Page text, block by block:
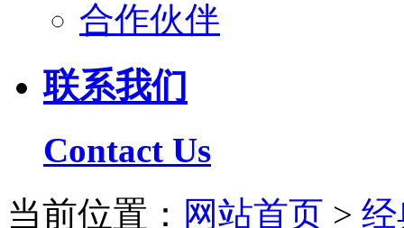
合作伙伴
联系我们
Contact Us
当前位置： 网站首页 >